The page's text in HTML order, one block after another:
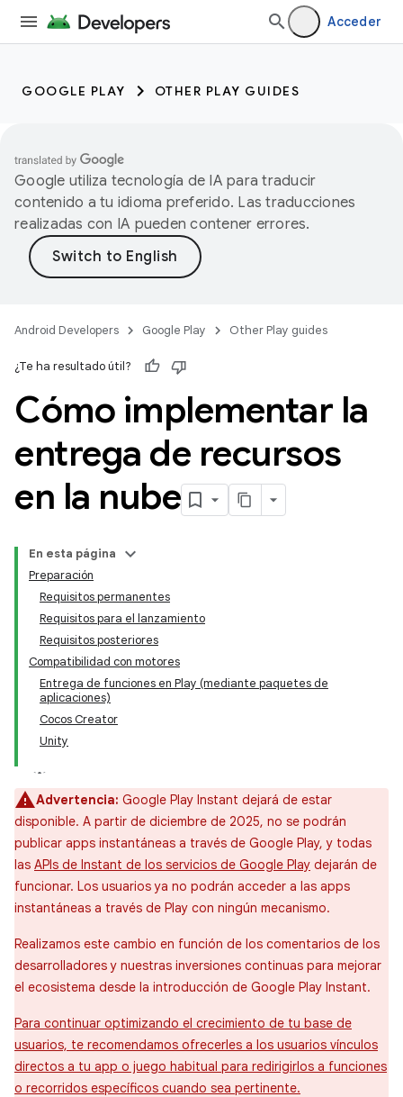
Acceder
GOOGLE PLAY OTHER PLAY GUIDES
Google utiliza tecnología de IA para traducir
contenido a tu idioma preferido. Las traducciones
realizadas con IA pueden contener errores.
Android Developers Google Play Other Play guides
¿Te ha resultado útil?
Cómo implementar la
entrega de recursos
en la nube
En esta página
Preparación
Requisitos permanentes
Requisitos para el lanzamiento
Requisitos posteriores
Compatibilidad con motores
Entrega de funciones en Play (mediante paquetes de
aplicaciones)
Cocos Creator
Unity
Advertencia: Google Play Instant dejará de estar
disponible. A partir de diciembre de 2025, no se podrán
publicar apps instantáneas a través de Google Play, y todas
las APIs de Instant de los servicios de Google Play dejarán de
funcionar. Los usuarios ya no podrán acceder a las apps
instantáneas a través de Play con ningún mecanismo.
Realizamos este cambio en función de los comentarios de los
desarrolladores y nuestras inversiones continuas para mejorar
el ecosistema desde la introducción de Google Play Instant.
Para continuar optimizando el crecimiento de tu base de
usuarios, te recomendamos ofrecerles a los usuarios vínculos
directos a tu app o juego habitual para redirigirlos a funciones
o recorridos específicos cuando sea pertinente.